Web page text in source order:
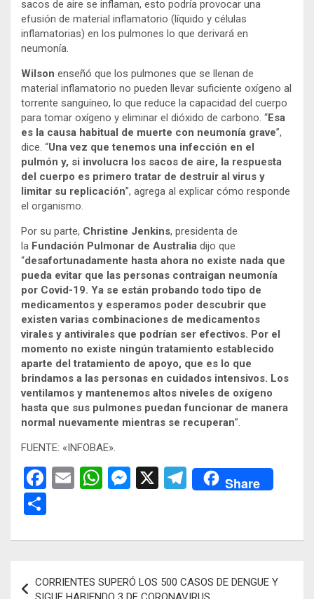
sacos de aire se inflaman, esto podría provocar una
efusión de material inflamatorio (líquido y células
inflamatorias) en los pulmones lo que derivará en
neumonía.
Wilson enseñó que los pulmones que se llenan de
material inflamatorio no pueden llevar suficiente oxígeno al
torrente sanguíneo, lo que reduce la capacidad del cuerpo
para tomar oxígeno y eliminar el dióxido de carbono. “Esa
es la causa habitual de muerte con neumonía grave”,
dice. “Una vez que tenemos una infección en el
pulmón y, si involucra los sacos de aire, la respuesta
del cuerpo es primero tratar de destruir al virus y
limitar su replicación”, agrega al explicar cómo responde
el organismo.
Por su parte, Christine Jenkins, presidenta de
la Fundación Pulmonar de Australia dijo que
“desafortunadamente hasta ahora no existe nada que
pueda evitar que las personas contraigan neumonía
por Covid-19. Ya se están probando todo tipo de
medicamentos y esperamos poder descubrir que
existen varias combinaciones de medicamentos
virales y antivirales que podrían ser efectivos. Por el
momento no existe ningún tratamiento establecido
aparte del tratamiento de apoyo, que es lo que
brindamos a las personas en cuidados intensivos. Los
ventilamos y mantenemos altos niveles de oxígeno
hasta que sus pulmones puedan funcionar de manera
normal nuevamente mientras se recuperan”.
FUENTE: «INFOBAE».
F
b
o
E
W
s
p
M
n
er
X
T
gr
m
Share
m
p
ar
de
CORRIENTES SUPERÓ LOS 500 CASOS DE DENGUE Y